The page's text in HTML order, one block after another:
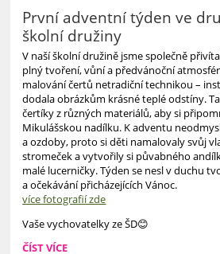
První adventní týden ve
školní družiny
V naší školní družině jsme společně
plný tvoření, vůní a předvánoční
malování čertů netradiční technikou –
dodala obrázkům krásné teplé odstíny.
čertíky z různých materiálů, aby si
Mikulášskou nadílku. K adventu
a ozdoby, proto si děti namalovaly svůj
stromeček a vytvořily si půvabného
malé lucerničky. Týden se nesl v duchu
a očekávání přicházejících Vánoc.
více fotografií zde
Vaše vychovatelky ze ŠD😊
PRVNÍ
ČÍST VÍCE